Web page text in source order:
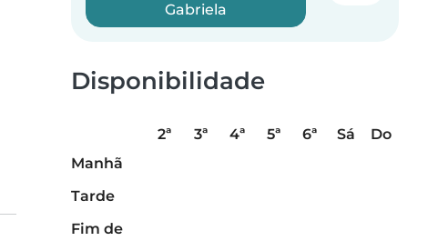
Gabriela
Disponibilidade
2ª 3ª 4ª 5ª 6ª Sá
Do
Manhã
Tarde
Fim de